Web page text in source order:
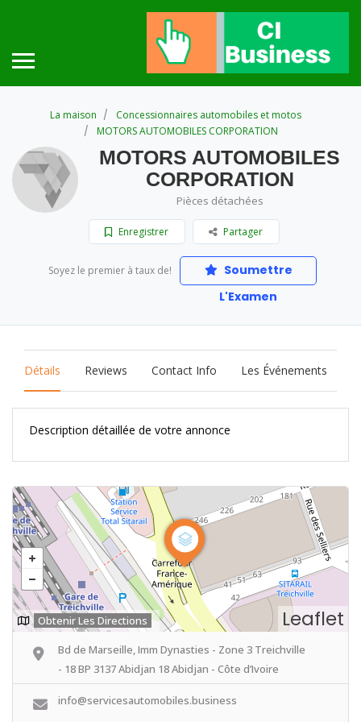
La maison
Concessionnaires automobiles et motos
MOTORS AUTOMOBILES CORPORATION
MOTORS AUTOMOBILES
CORPORATION
Pièces détachées
Enregistrer Partager
Soyez le premier à taux de!
Soumettre
L'Examen
Détails Reviews Contact Info Les Événements
Description détaillée de votre annonce
Leaflet
Obtenir Les Directions
Bd de Marseille, Imm Dynasties - Zone 3 Treichville
- 18 BP 3137 Abidjan 18 Abidjan - Côte d’Ivoire
info@servicesautomobiles.business